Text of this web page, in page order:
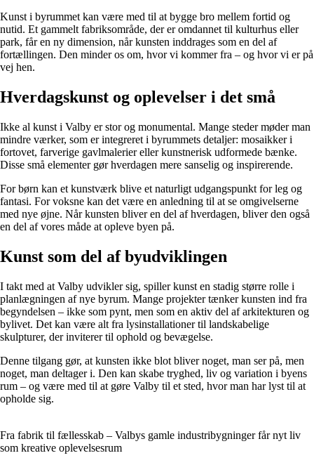
Kunst i byrummet kan være med til at bygge bro mellem fortid og
nutid. Et gammelt fabriksområde, der er omdannet til kulturhus eller
park, får en ny dimension, når kunsten inddrages som en del af
fortællingen. Den minder os om, hvor vi kommer fra – og hvor vi er på
vej hen.
Hverdagskunst og oplevelser i det små
Ikke al kunst i Valby er stor og monumental. Mange steder møder man
mindre værker, som er integreret i byrummets detaljer: mosaikker i
fortovet, farverige gavlmalerier eller kunstnerisk udformede bænke.
Disse små elementer gør hverdagen mere sanselig og inspirerende.
For børn kan et kunstværk blive et naturligt udgangspunkt for leg og
fantasi. For voksne kan det være en anledning til at se omgivelserne
med nye øjne. Når kunsten bliver en del af hverdagen, bliver den også
en del af vores måde at opleve byen på.
Kunst som del af byudviklingen
I takt med at Valby udvikler sig, spiller kunst en stadig større rolle i
planlægningen af nye byrum. Mange projekter tænker kunsten ind fra
begyndelsen – ikke som pynt, men som en aktiv del af arkitekturen og
bylivet. Det kan være alt fra lysinstallationer til landskabelige
skulpturer, der inviterer til ophold og bevægelse.
Denne tilgang gør, at kunsten ikke blot bliver noget, man ser på, men
noget, man deltager i. Den kan skabe tryghed, liv og variation i byens
rum – og være med til at gøre Valby til et sted, hvor man har lyst til at
opholde sig.
Fra fabrik til fællesskab – Valbys gamle industribygninger får nyt liv
som kreative oplevelsesrum